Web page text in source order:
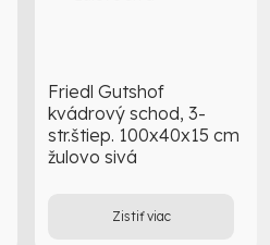
Friedl Gutshof
kvádrový schod, 3-
str.štiep. 100x40x15 cm
žulovo sivá
Zistiť viac